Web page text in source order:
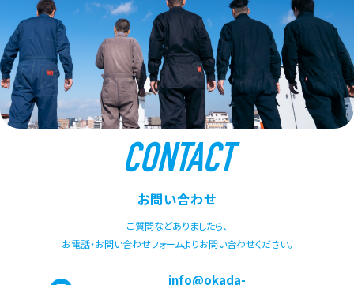
CONTACT
お問い合わせ
ご質問などありましたら、
お電話・お問い合わせフォームよりお問い合わせください。
info@okada-